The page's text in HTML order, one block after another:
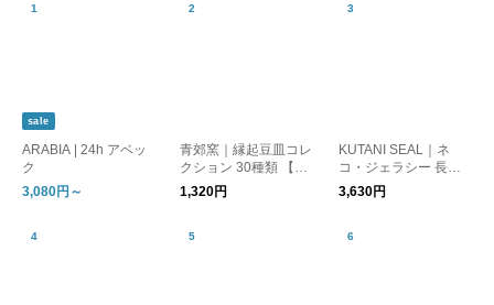
sale
ARABIA | 24h アベッ
ク
3,080円～
青郊窯｜縁起豆皿コレ
クション 30種類 【九
谷焼・和食器】【ギフ
ト】【パンダ柄】
1,320円
KUTANI SEAL｜ネ
コ・ジェラシー 長角
皿 取り皿【猫グッ
ズ】【九谷焼】【プレ
3,630円